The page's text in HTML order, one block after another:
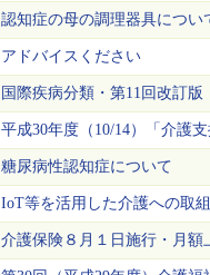
認知症の母の調理器具につい
アドバイスください
国際疾病分類・第11回改訂版
平成30年度（10/14）「介護
糖尿病性認知症について
IoT等を活用した介護への取
介護保険８月１日施行・月額